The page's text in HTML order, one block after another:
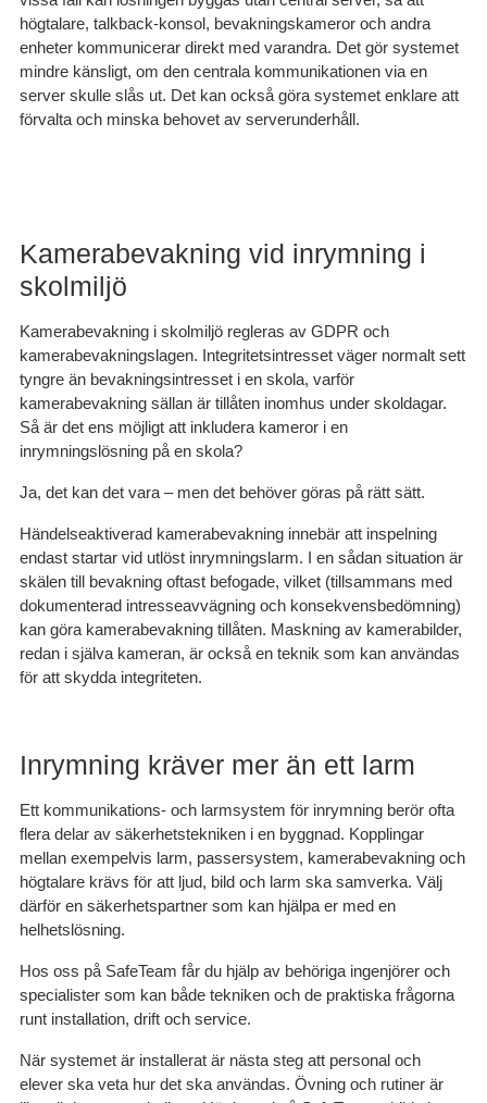
högtalare, talkback-konsol, bevakningskameror och andra
enheter kommunicerar direkt med varandra. Det gör systemet
mindre känsligt, om den centrala kommunikationen via en
server skulle slås ut. Det kan också göra systemet enklare att
förvalta och minska behovet av serverunderhåll.
Kamerabevakning vid inrymning i
skolmiljö
Kamerabevakning i skolmiljö regleras av GDPR och
kamerabevakningslagen. Integritetsintresset väger normalt sett
tyngre än bevakningsintresset i en skola, varför
kamerabevakning sällan är tillåten inomhus under skoldagar.
Så är det ens möjligt att inkludera kameror i en
inrymningslösning på en skola?
Ja, det kan det vara – men det behöver göras på rätt sätt.
Händelseaktiverad kamerabevakning innebär att inspelning
endast startar vid utlöst inrymningslarm. I en sådan situation är
skälen till bevakning oftast befogade, vilket (tillsammans med
dokumenterad intresseavvägning och konsekvensbedömning)
kan göra kamerabevakning tillåten. Maskning av kamerabilder,
redan i själva kameran, är också en teknik som kan användas
för att skydda integriteten.
Inrymning kräver mer än ett larm
Ett kommunikations- och larmsystem för inrymning berör ofta
flera delar av säkerhetstekniken i en byggnad. Kopplingar
mellan exempelvis larm, passersystem, kamerabevakning och
högtalare krävs för att ljud, bild och larm ska samverka. Välj
därför en säkerhetspartner som kan hjälpa er med en
helhetslösning.
Hos oss på SafeTeam får du hjälp av behöriga ingenjörer och
specialister som kan både tekniken och de praktiska frågorna
runt installation, drift och service.
När systemet är installerat är nästa steg att personal och
elever ska veta hur det ska användas. Övning och rutiner är